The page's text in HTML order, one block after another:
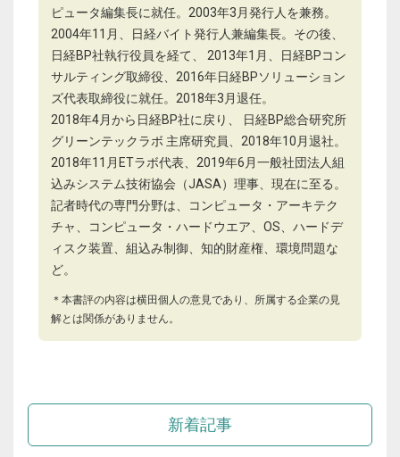
ピュータ編集長に就任。2003年3月発行人を兼務。
2004年11月、日経バイト発行人兼編集長。その後、
日経BP社執行役員を経て、 2013年1月、日経BPコン
サルティング取締役、2016年日経BPソリューション
ズ代表取締役に就任。2018年3月退任。
2018年4月から日経BP社に戻り、 日経BP総合研究所
グリーンテックラボ 主席研究員、2018年10月退社。
2018年11月ETラボ代表、2019年6月一般社団法人組
込みシステム技術協会（JASA）理事、現在に至る。
記者時代の専門分野は、コンピュータ・アーキテク
チャ、コンピュータ・ハードウエア、OS、ハードデ
ィスク装置、組込み制御、知的財産権、環境問題な
ど。
＊本書評の内容は横田個人の意見であり、所属する企業の見
解とは関係がありません。
新着記事